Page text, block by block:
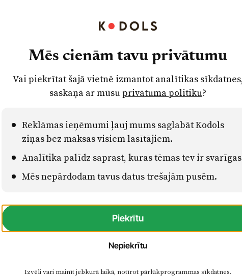
norma paredz, ka persona var atsaukties uz
paudusi viedokli par reliģisku jautājumu vai
un citas organizācijas bija aicinājušas Senātu
lai skaidrāk aizsargātu reliģisko izteiksmi.
grozīt likumprojekta paskaidrojošo
certainty
Senāta lēmumu, norādot, ka likumprojekts nav
lielāku juridisko skaidrību reliģiskajām
pēc aizsardzības normas izņemšanas likums
naida veicināšanu. Likumprojektā naids
emocija, kas nepārprotami saistīta ar
likumā noteikts, ka izteikums nav
ka tas kādu aizskar, pazemo vai aizvaino.
Mēs cienām tavu privātumu
Vai piekrītat šajā vietnē izmantot analītikas
saskaņā ar mūsu privātuma politiku?
Reklāmas ieņēmumi ļauj mums saglabāt Kodols
ziņas bez maksas visiem lasītājiem.
Analītika palīdz saprast, kuras tēmas tev ir
Mēs nepārdodam tavus datus trešajām pusēm.
Piekrītu
Nepiekrītu
Izvēli vari mainīt jebkurā laikā, notīrot pārlūkprogrammas sīkdatnes.